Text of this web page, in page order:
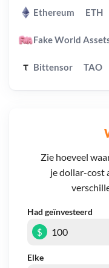
Zie hoeveel
je dollar-cost
Had geïnvesteerd
Elke
$
Ethereum ETH
Fake World
Bittensor TAO